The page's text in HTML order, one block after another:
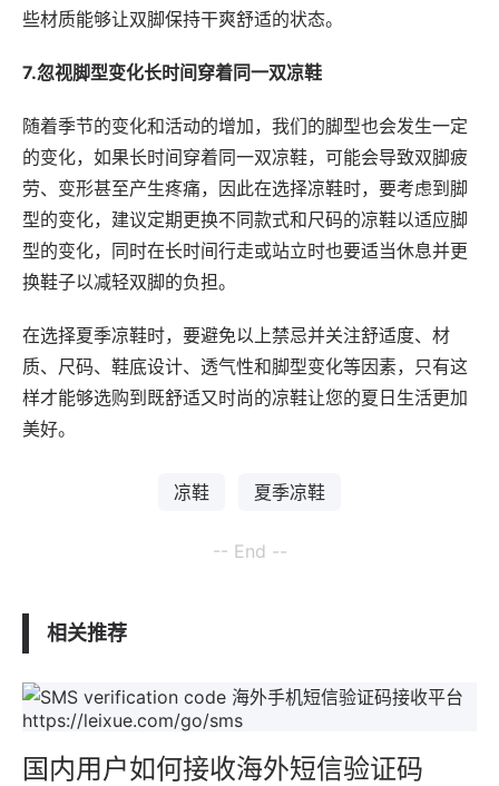
些材质能够让双脚保持干爽舒适的状态。
7.忽视脚型变化长时间穿着同一双凉鞋
随着季节的变化和活动的增加，我们的脚型也会发生一定
的变化，如果长时间穿着同一双凉鞋，可能会导致双脚疲
劳、变形甚至产生疼痛，因此在选择凉鞋时，要考虑到脚
型的变化，建议定期更换不同款式和尺码的凉鞋以适应脚
型的变化，同时在长时间行走或站立时也要适当休息并更
换鞋子以减轻双脚的负担。
在选择夏季凉鞋时，要避免以上禁忌并关注舒适度、材
质、尺码、鞋底设计、透气性和脚型变化等因素，只有这
样才能够选购到既舒适又时尚的凉鞋让您的夏日生活更加
美好。
凉鞋 夏季凉鞋
-- End --
相关推荐
国内用户如何接收海外短信验证码